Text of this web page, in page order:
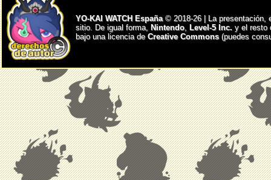
YO-KAI WATCH España © 2018-26 | La presentación,
sitio. De igual forma, Nintendo, Level-5 Inc. y el resto
bajo una licencia de Creative Commons(puedes